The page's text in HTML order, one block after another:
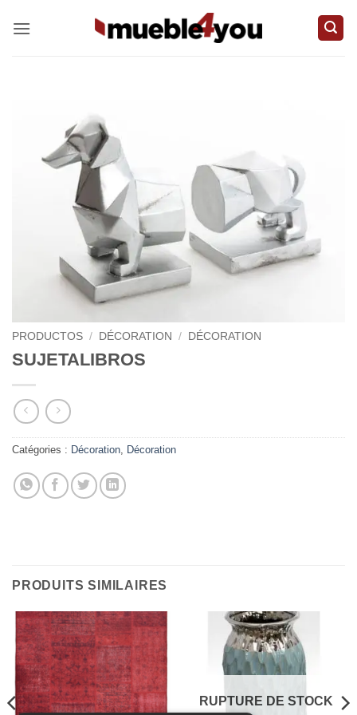
PRODUCTOS / DÉCORATION / DÉCORATION
SUJETALIBROS
Catégories : Décoration, Décoration
PRODUITS SIMILAIRES
RUPTURE DE STOCK